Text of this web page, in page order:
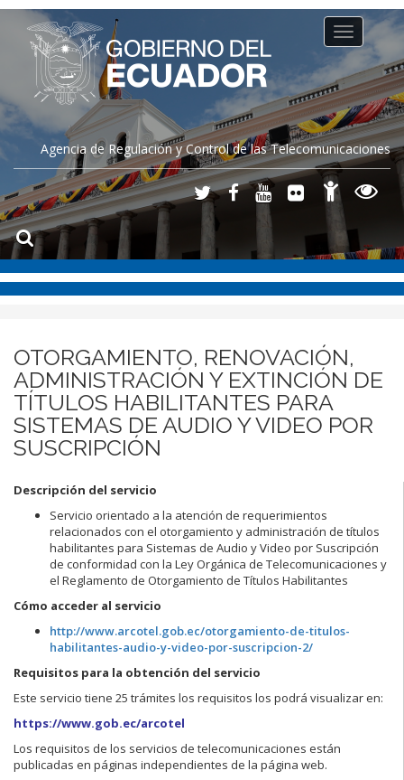
Agencia de Regulación y Control de las Telecomunicaciones
Toggle
navigation
OTORGAMIENTO, RENOVACIÓN,
ADMINISTRACIÓN Y EXTINCIÓN DE
TÍTULOS HABILITANTES PARA
SISTEMAS DE AUDIO Y VIDEO POR
SUSCRIPCIÓN
Descripción del servicio
Servicio orientado a la atención de requerimientos
relacionados con el otorgamiento y administración de títulos
habilitantes para Sistemas de Audio y Video por Suscripción
de conformidad con la Ley Orgánica de Telecomunicaciones y
el Reglamento de Otorgamiento de Títulos Habilitantes
Cómo acceder al servicio
http://www.arcotel.gob.ec/otorgamiento-de-titulos-
habilitantes-audio-y-video-por-suscripcion-2/
Requisitos para la obtención del servicio
Este servicio tiene 25 trámites los requisitos los podrá visualizar en:
https://www.gob.ec/arcotel
Los requisitos de los servicios de telecomunicaciones están
publicadas en páginas independientes de la página web.